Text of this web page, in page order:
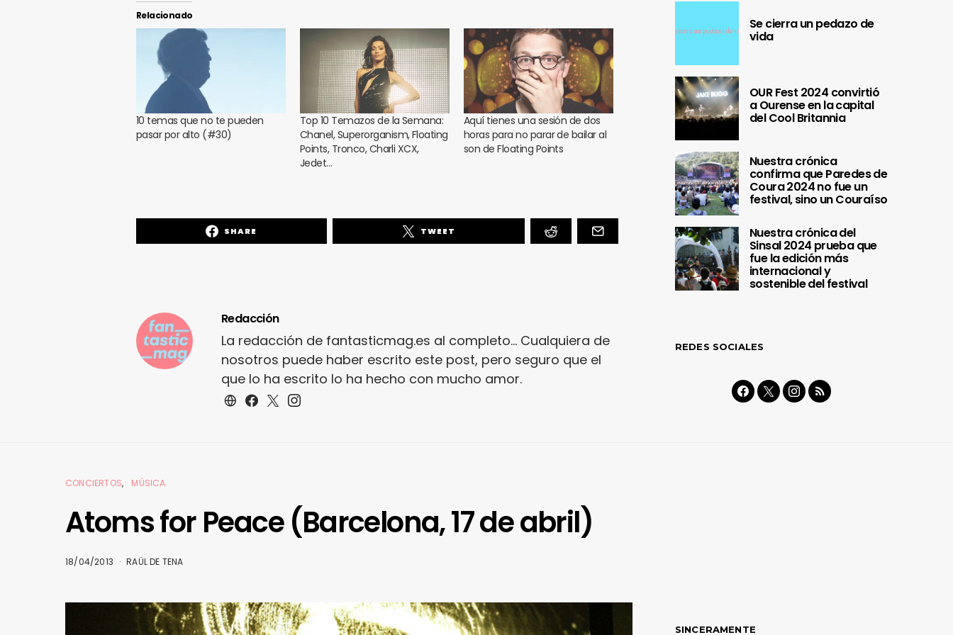
Relacionado
10 temas que no te pueden
pasar por alto (#30)
Top 10 Temazos de la Semana:
Chanel, Superorganism, Floating
Points, Tronco, Charli XCX,
Jedet…
Aquí tienes una sesión de dos
horas para no parar de bailar al
son de Floating Points
SHARE TWEET
Redacción
La redacción de fantasticmag.es al completo... Cualquiera de
nosotros puede haber escrito este post, pero seguro que el
que lo ha escrito lo ha hecho con mucho amor.
Se cierra un pedazo de
vida
OUR Fest 2024 convirtió
a Ourense en la capital
del Cool Britannia
Nuestra crónica
confirma que Paredes de
Coura 2024 no fue un
festival, sino un Couraíso
Nuestra crónica del
Sinsal 2024 prueba que
fue la edición más
internacional y
sostenible del festival
REDES SOCIALES
CONCIERTOS MÚSICA
Atoms for Peace (Barcelona, 17 de abril)
18/04/2013 RAÜL DE TENA
SINCERAMENTE